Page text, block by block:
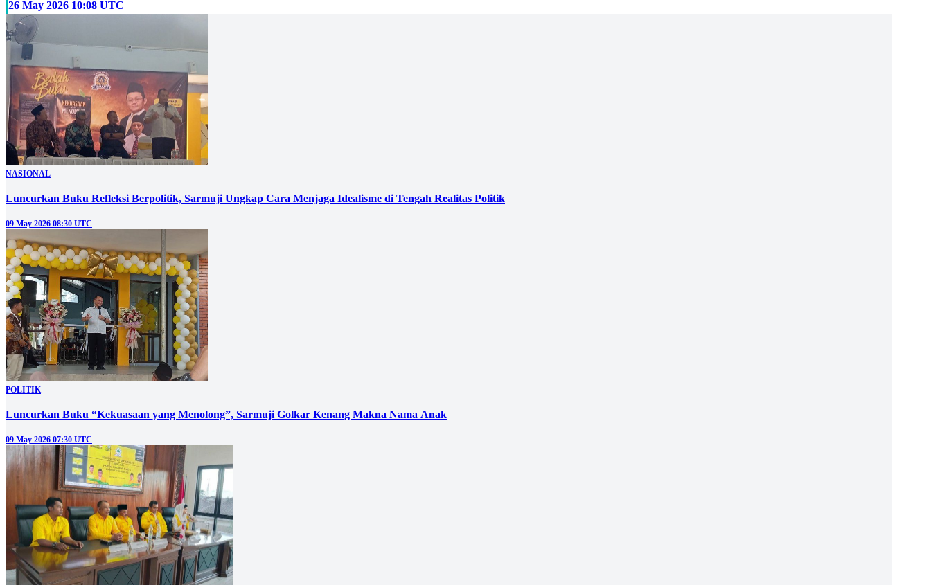
26 May 2026 10:08 UTC
NASIONAL
Luncurkan Buku Refleksi Berpolitik, Sarmuji Ungkap Cara Menjaga Idealisme di Tengah Realitas Politik
09 May 2026 08:30 UTC
POLITIK
Luncurkan Buku “Kekuasaan yang Menolong”, Sarmuji Golkar Kenang Makna Nama Anak
09 May 2026 07:30 UTC